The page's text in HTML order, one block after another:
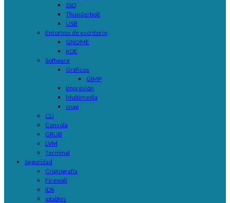
SSD
Thunderbolt
USB
Entornos de escritorio
GNOME
KDE
Software
Gráficos
GIMP
Impresión
Multimedia
snap
CLI
Consola
GRUB
LVM
Terminal
Seguridad
Criptografía
Firewall
IDS
iptables